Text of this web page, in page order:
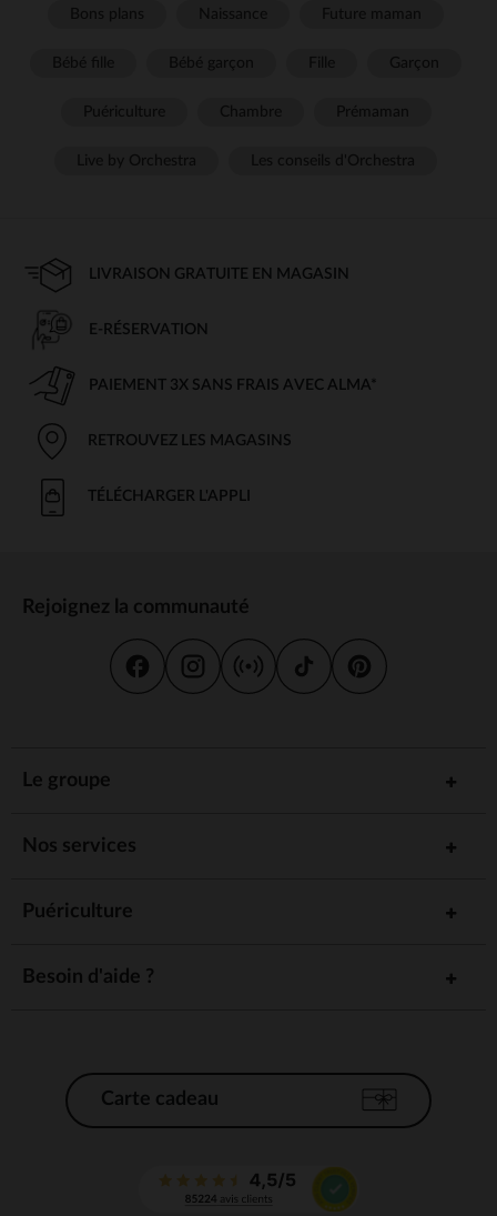
LIVRAISON GRATUITE EN MAGASIN
E-RÉSERVATION
PAIEMENT 3X SANS FRAIS AVEC ALMA*
RETROUVEZ LES MAGASINS
TÉLÉCHARGER L'APPLI
Rejoignez la communauté
Le groupe
Nos services
Puériculture
Besoin d'aide ?
Carte cadeau